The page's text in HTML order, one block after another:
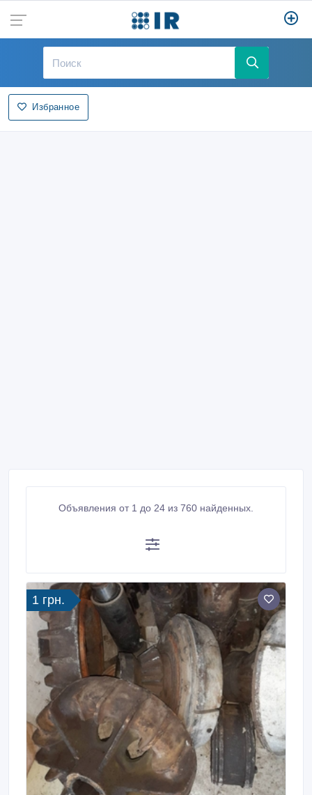
Избранное
Объявления от 1 до 24 из 760 найденных.
1 грн.